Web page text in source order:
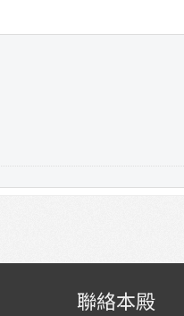
聯絡本殿